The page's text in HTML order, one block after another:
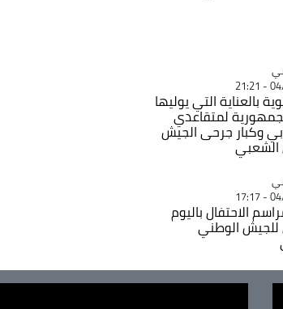
04/
بالعناية التي يوليها
لمتقاعدي
وكبار جرحى الجيش
الشعبي
04/
الاحتفال باليوم
للجيش الوطني